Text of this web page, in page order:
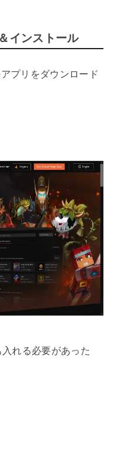
インストール
プリをダウンロード
れる必要があった